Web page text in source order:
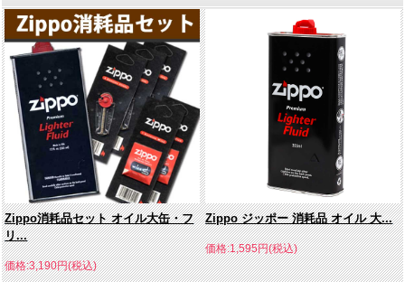
Zippo消耗品セット オイル大缶・フ
リ...
価格:3,190円(税込)
Zippo ジッポー 消耗品 オイル 大...
価格:1,595円(税込)